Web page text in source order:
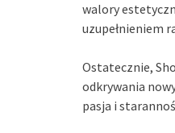
walory
uzupełnieniem
Ostatecznie,
odkrywania
pasja i